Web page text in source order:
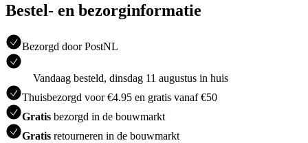
Bestel- en bezorginformatie
Bezorgd door PostNL
Vandaag besteld, dinsdag 11 augustus in huis
Thuisbezorgd voor €4.95 en gratis vanaf €50
Gratis bezorgd in de bouwmarkt
Gratis retourneren in de bouwmarkt